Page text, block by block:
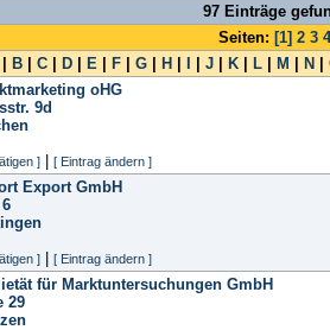
97 Einträge
Seiten: [1] 2 3 4
B C D E F G H J K L M N
oHG
9d
] [ Eintrag ändern ]
Export GmbH
] [ Eintrag ändern ]
für Marktuntersuchungen GmbH
29